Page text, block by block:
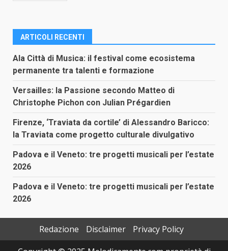
ARTICOLI RECENTI
Ala Città di Musica: il festival come ecosistema
permanente tra talenti e formazione
Versailles: la Passione secondo Matteo di
Christophe Pichon con Julian Prégardien
Firenze, ‘Traviata da cortile’ di Alessandro Baricco:
la Traviata come progetto culturale divulgativo
Padova e il Veneto: tre progetti musicali per l’estate
2026
Padova e il Veneto: tre progetti musicali per l’estate
2026
Redazione Disclaimer
Privacy Policy